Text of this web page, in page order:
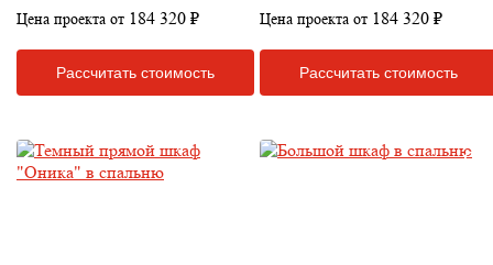
Цена проекта от 184 320 ₽
Рассчитать стоимость
Цена проекта от 184 320 ₽
Рассчитать стоимость